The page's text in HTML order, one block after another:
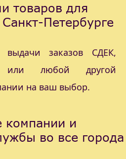
товаров для
Петербурге
выдачи заказов СДЕК,
любой другой
на ваш выбор.
компании и
во все города